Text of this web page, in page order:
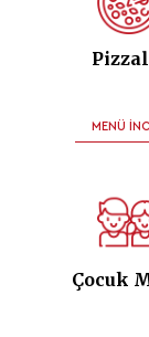
MENÜ
Çocuk